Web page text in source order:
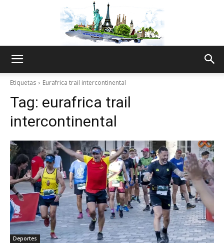
Thru
My
Etiquetas Eurafrica trail intercontinental
Tag: eurafrica trail
intercontinental
Deportes